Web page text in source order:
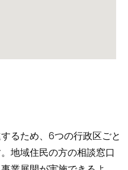
るため、6つの行政区ごと
地域住民の方の相談窓口